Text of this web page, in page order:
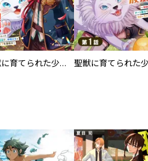
聖獣に育てられた少年の異世界ゆるり放浪記～神様からもらったチート魔法で、仲間たちとスローライフを満喫中～